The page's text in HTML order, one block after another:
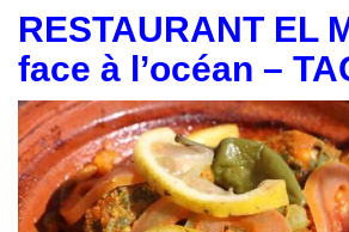
RESTAURANT EL
face à l’océan –